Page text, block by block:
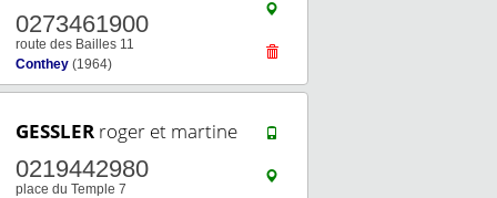
0273461900
route des Bailles 11
Conthey (1964)
GESSLER roger et martine
0219442980
place du Temple 7